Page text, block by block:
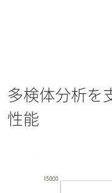
多検体分析を
性能